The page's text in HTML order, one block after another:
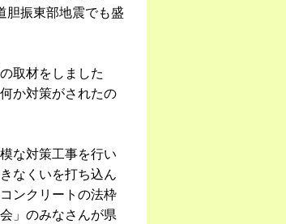
胆振東部地震でも盛
取材をしました
か対策がされたの
な対策工事を行い
なくいを打ち込ん
ンクリートの法枠
」のみなさんが県